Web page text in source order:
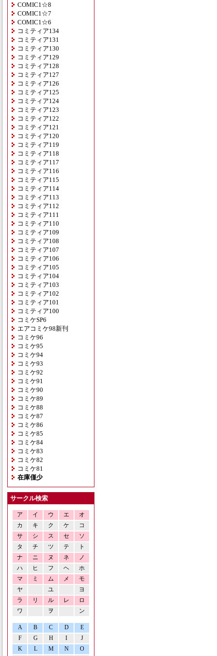
COMIC1☆8
COMIC1☆7
COMIC1☆6
コミティア134
コミティア131
コミティア130
コミティア129
コミティア128
コミティア127
コミティア126
コミティア125
コミティア124
コミティア123
コミティア122
コミティア121
コミティア120
コミティア119
コミティア118
コミティア117
コミティア116
コミティア115
コミティア114
コミティア113
コミティア112
コミティア111
コミティア110
コミティア109
コミティア108
コミティア107
コミティア106
コミティア105
コミティア104
コミティア103
コミティア102
コミティア101
コミティア100
コミケSP6
エアコミケ98新刊
コミケ96
コミケ95
コミケ94
コミケ93
コミケ92
コミケ91
コミケ90
コミケ89
コミケ88
コミケ87
コミケ86
コミケ85
コミケ84
コミケ83
コミケ82
コミケ81
在庫僅少
サークル検索
ア イ ウ エ
オ
カ
キ ク ケ
コ
サ
シ ス セ
ソ
タ
チ ツ テ
ト
ナ
ニ ヌ ネ
ノ
ハ
ヒ フ ヘ
ホ
マ
ミ ム メ
モ
ヤ
ユ
ヨ
ラ
リ ル レ
ロ
ワ
ヲ ン
A B C D
E
F
G H I
J
K
L M N O